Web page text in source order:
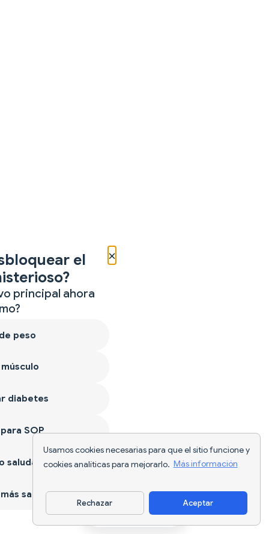
Usamos cookies necesarias para que el sitio funcione y
cookies analíticas para mejorarlo. Más información
Rechazar Aceptar
Descargar app
×
el
principal ahora
peso
diabetes
SOP
saludable
sano